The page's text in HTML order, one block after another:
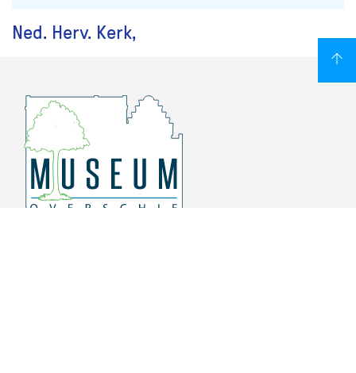
Ned. Herv. Kerk,